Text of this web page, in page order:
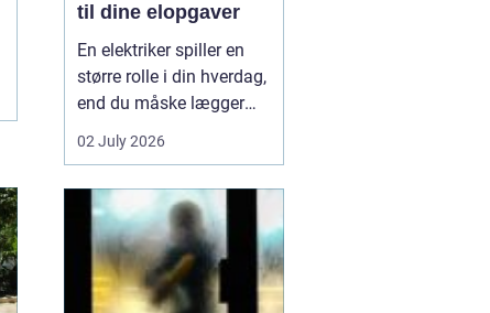
til dine elopgaver
En elektriker spiller en
større rolle i din hverdag,
end du måske lægger
mærke til. Alt fra lys i
stuen, stikkontakter i
internetforbindelse til
sikkerhedsanlæg og
ventilation kræver
professione...
02 July 2026